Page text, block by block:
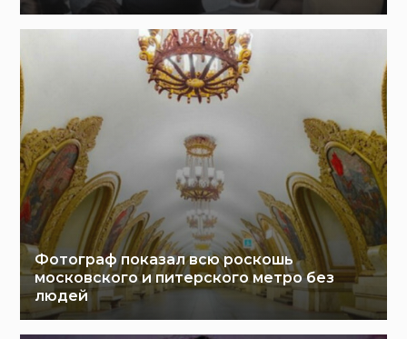
Фотограф показал всю роскошь
московского и питерского метро без
людей